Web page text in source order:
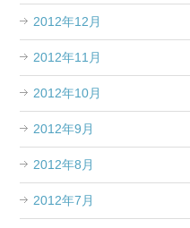
2012年12月
2012年11月
2012年10月
2012年9月
2012年8月
2012年7月